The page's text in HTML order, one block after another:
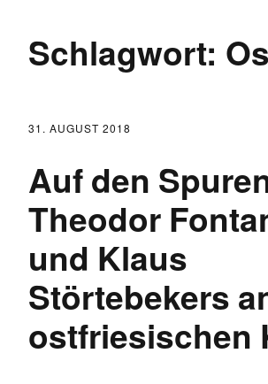
Schlagwort:
31. AUGUST 2018
Auf den
Theodor
und Klaus
Störtebekers
ostfriesischen